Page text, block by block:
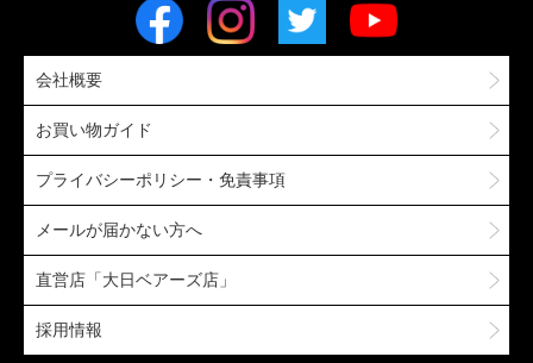
会社概要
お買い物ガイド
プライバシーポリシー・免責事項
メールが届かない方へ
直営店「大日ベアーズ店」
採用情報